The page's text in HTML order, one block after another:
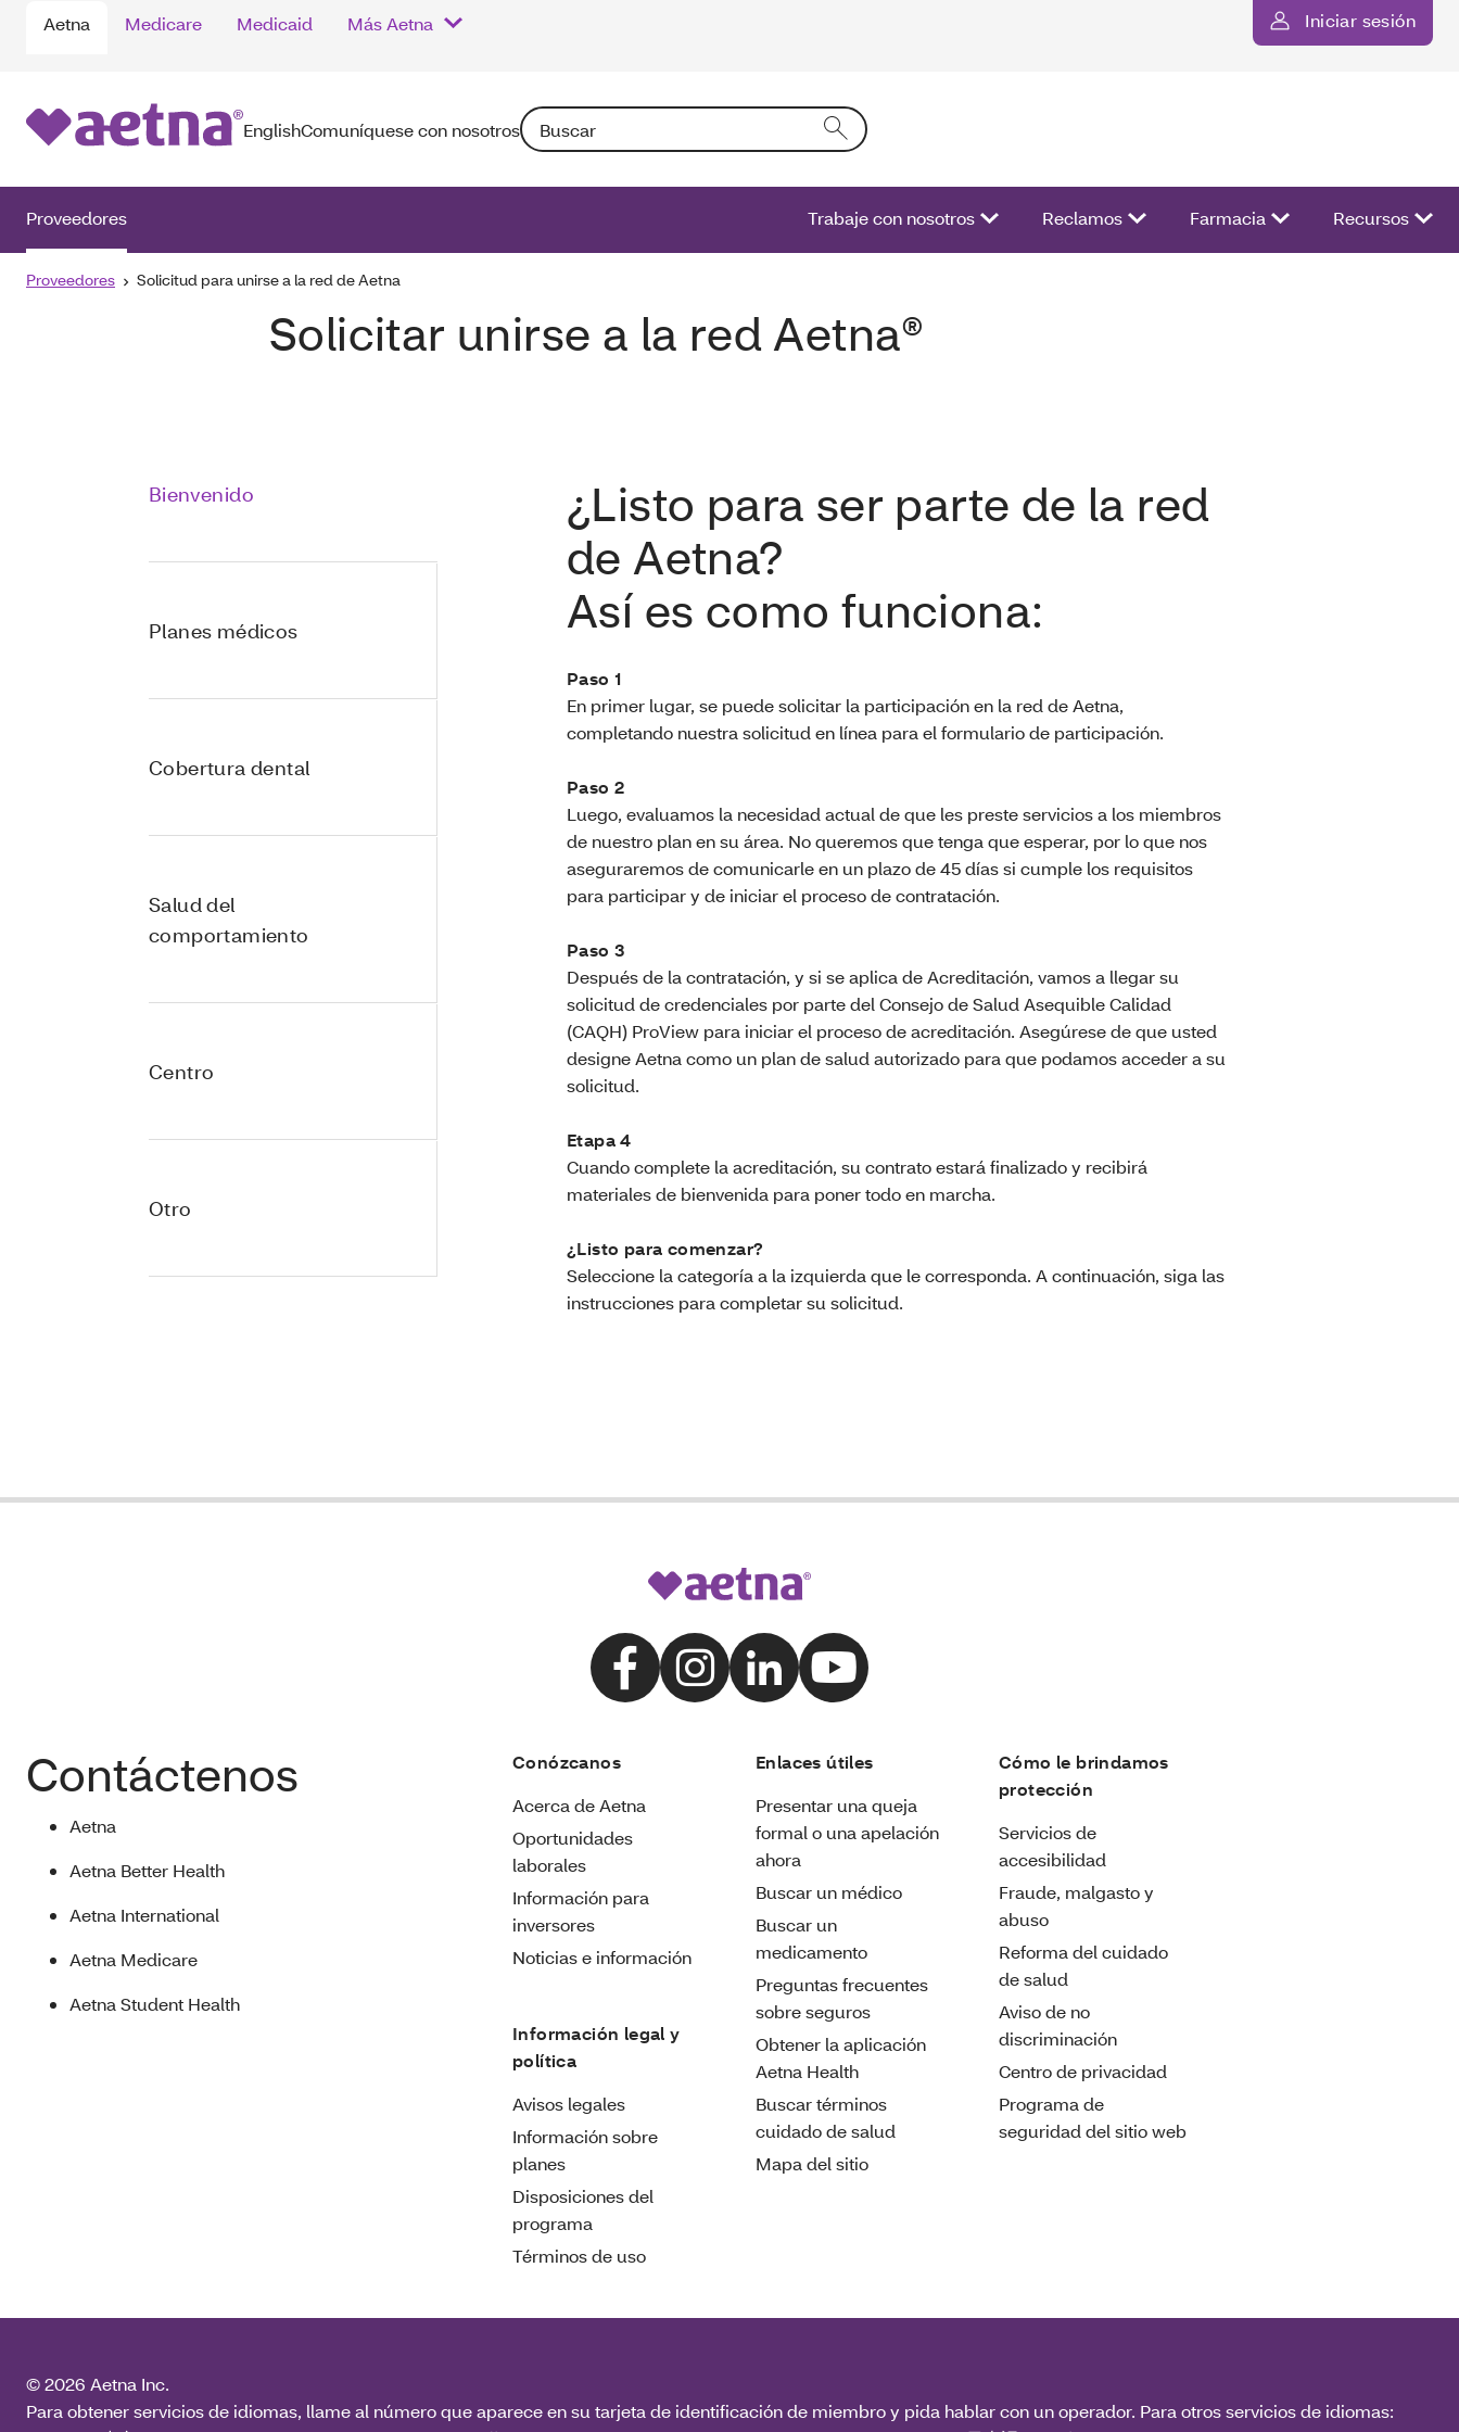
Aetna Medicare Medicaid Más Aetna Iniciar sesión
EnglishComuníquese con nosotrosBuscar: Si introduce un texto en el campo activará una lista de opciones.
Proveedores Trabaje con nosotros Reclamos Farmacia Recursos
Proveedores Solicitud para unirse a la red de Aetna
Solicitar unirse a la red Aetna®
Bienvenido
Planes médicos
Cobertura dental
Salud del
comportamiento
Centro
Otro
¿Listo para ser parte de la red
de Aetna?
Así es como funciona:
Paso 1
En primer lugar, se puede solicitar la participación en la red de Aetna,
completando nuestra solicitud en línea para el formulario de participación.
Paso 2
Luego, evaluamos la necesidad actual de que les preste servicios a los miembros
de nuestro plan en su área. No queremos que tenga que esperar, por lo que nos
aseguraremos de comunicarle en un plazo de 45 días si cumple los requisitos
para participar y de iniciar el proceso de contratación.
Paso 3
Después de la contratación, y si se aplica de Acreditación, vamos a llegar su
solicitud de credenciales por parte del Consejo de Salud Asequible Calidad
(CAQH) ProView para iniciar el proceso de acreditación. Asegúrese de que usted
designe Aetna como un plan de salud autorizado para que podamos acceder a su
solicitud.
Etapa 4
Cuando complete la acreditación, su contrato estará finalizado y recibirá
materiales de bienvenida para poner todo en marcha.
¿Listo para comenzar?
Seleccione la categoría a la izquierda que le corresponda. A continuación, siga las
instrucciones para completar su solicitud.
Contáctenos
Aetna
Aetna Better Health
Aetna International
Aetna Medicare
Aetna Student Health
Conózcanos
Acerca de Aetna
Oportunidades
laborales
Información para
inversores
Noticias e información
Información legal y
política
Avisos legales
Información sobre
planes
Disposiciones del
programa
Términos de uso
Enlaces útiles
Presentar una queja
formal o una apelación
ahora
Buscar un médico
Buscar un
medicamento
Preguntas frecuentes
sobre seguros
Obtener la aplicación
Aetna Health
Buscar términos
cuidado de salud
Mapa del sitio
Cómo le brindamos
protección
Servicios de
accesibilidad
Fraude, malgasto y
abuso
Reforma del cuidado
de salud
Aviso de no
discriminación
Centro de privacidad
Programa de
seguridad del sitio web
© 2026 Aetna Inc.
Para obtener servicios de idiomas, llame al número que aparece en su tarjeta de identificación de miembro y pida hablar con un operador. Para otros servicios de idiomas: